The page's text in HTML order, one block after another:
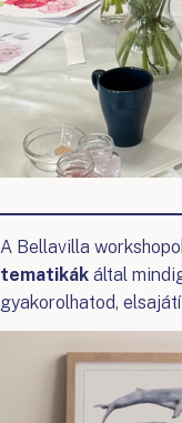
A Bellavilla
tematikák által
gyakorolhatod,